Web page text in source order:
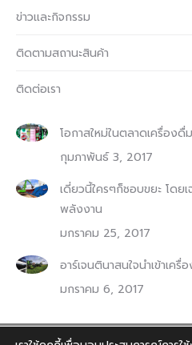
ข่าวและกิจกรรม
ติดตามสถานะสินค้า
ติดต่อเรา
โอกาสใหม่ในตลาดเครื่องดื่
กุมภาพันธ์ 3, 2017
เดี่ยวนี้ใครๆก็ชอบขยะ โดย
พลังงาน
มกราคม 25, 2017
อาร์เจนตินาสนใจนำเข้าเครื่
มกราคม 6, 2017